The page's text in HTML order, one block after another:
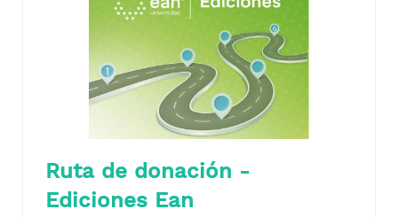
Ruta de donación -
Ediciones Ean